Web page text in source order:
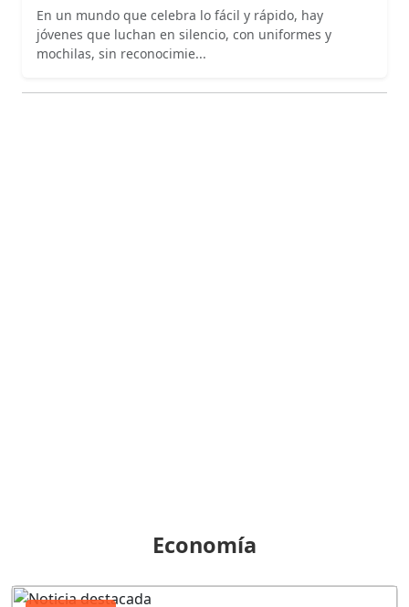
En un mundo que celebra lo fácil y rápido, hay
jóvenes que luchan en silencio, con uniformes y
mochilas, sin reconocimie...
Economía